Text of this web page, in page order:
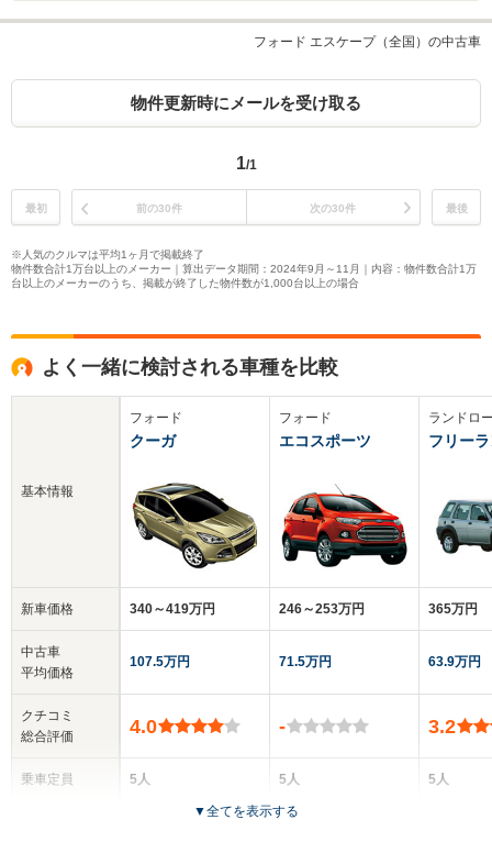
フォード エスケープ（全国）の中古車
物件更新時にメールを受け取る
1/1
最初 前の30件 次の30件 最後
※人気のクルマは平均1ヶ月で掲載終了
物件数合計1万台以上のメーカー｜算出データ期間：2024年9月～11月｜内容：物件数合計1万
台以上のメーカーのうち、掲載が終了した物件数が1,000台以上の場合
よく一緒に検討される車種を比較
基本情報
新車価格
中古車
平均価格
クチコミ
総合評価
乗車定員
フォード
クーガ
340～419万円
107.5万円
4.0
5人
フォード
エコスポーツ
246～253万円
71.5万円
-
5人
5ドア
ランドロ
フリー
365万円
63.9万円
3.2
5人
▼全てを表示する